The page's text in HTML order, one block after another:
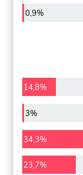
0,9%
14,8%
3%
34,3%
23,7%